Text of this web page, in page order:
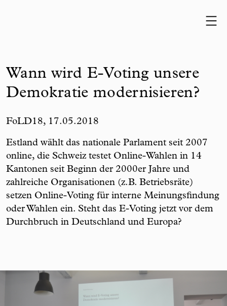
Skip to content
Wann wird E-Voting unsere
Demokratie modernisieren?
FoLD18, 17.05.2018
Estland wählt das nationale Parlament seit 2007
online, die Schweiz testet Online-Wahlen in 14
Kantonen seit Beginn der 2000er Jahre und
zahlreiche Organisationen (z.B. Betriebsräte)
setzen Online-Voting für interne Meinungsfindung
oder Wahlen ein. Steht das E-Voting jetzt vor dem
Durchbruch in Deutschland und Europa?